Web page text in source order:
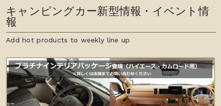
キャンピングカー新型情報・イベント情
報
Add hot products to weekly line up